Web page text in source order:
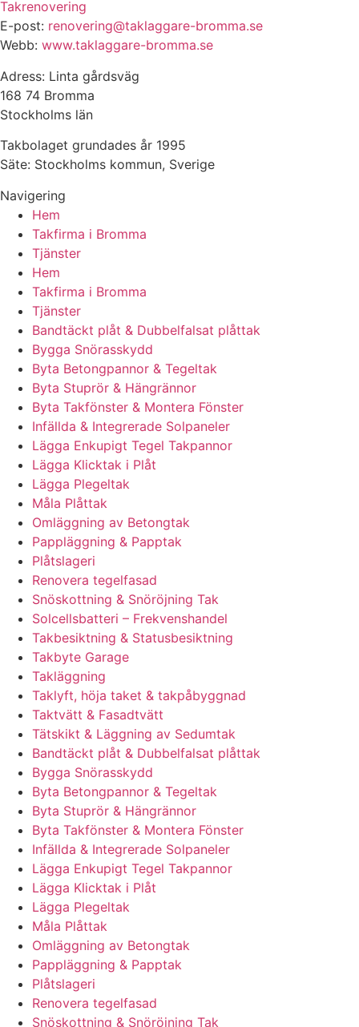
Takrenovering
E-post: renovering@taklaggare-bromma.se
Webb: www.taklaggare-bromma.se
Adress: Linta gårdsväg
168 74 Bromma
Stockholms län
Takbolaget grundades år 1995
Säte: Stockholms kommun, Sverige
Navigering
Hem
Takfirma i Bromma
Tjänster
Hem
Takfirma i Bromma
Tjänster
Bandtäckt plåt & Dubbelfalsat plåttak
Bygga Snörasskydd
Byta Betongpannor & Tegeltak
Byta Stuprör & Hängrännor
Byta Takfönster & Montera Fönster
Infällda & Integrerade Solpaneler
Lägga Enkupigt Tegel Takpannor
Lägga Klicktak i Plåt
Lägga Plegeltak
Måla Plåttak
Omläggning av Betongtak
Pappläggning & Papptak
Plåtslageri
Renovera tegelfasad
Snöskottning & Snöröjning Tak
Solcellsbatteri – Frekvenshandel
Takbesiktning & Statusbesiktning
Takbyte Garage
Takläggning
Taklyft, höja taket & takpåbyggnad
Taktvätt & Fasadtvätt
Tätskikt & Läggning av Sedumtak
Bandtäckt plåt & Dubbelfalsat plåttak
Bygga Snörasskydd
Byta Betongpannor & Tegeltak
Byta Stuprör & Hängrännor
Byta Takfönster & Montera Fönster
Infällda & Integrerade Solpaneler
Lägga Enkupigt Tegel Takpannor
Lägga Klicktak i Plåt
Lägga Plegeltak
Måla Plåttak
Omläggning av Betongtak
Pappläggning & Papptak
Plåtslageri
Renovera tegelfasad
Snöskottning & Snöröjning Tak